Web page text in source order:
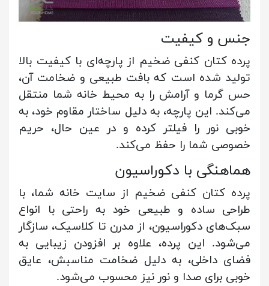
جنس و کیفیت
پرده کتان کنفی ضخیم از پارچه‌ای با کیفیت بالا
تولید شده است که بافت طبیعی و ضخامت آن،
حس گرما و آرامش را به محیط خانه شما منتقل
می‌کند. این پارچه، به دلیل ساختار مقاوم خود، به
خوبی نور را فیلتر کرده و در عین حال، حریم
خصوصی شما را حفظ می‌کند.
هماهنگی با دکوراسیون
پرده کتان کنفی ضخیم از سایت خانه شما، با
طراحی ساده و طبیعی خود به راحتی با انواع
سبک‌های دکوراسیون، از مدرن تا کلاسیک، سازگار
می‌شود. این پرده، علاوه بر افزودن زیبایی به
فضای داخلی، به دلیل ضخامت مناسبش، عایق
خوبی برای صدا و نور نیز محسوب می‌شود.